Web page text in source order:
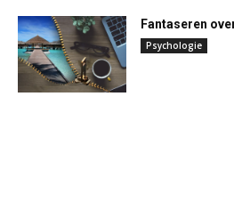
Fantaseren
Psychologie